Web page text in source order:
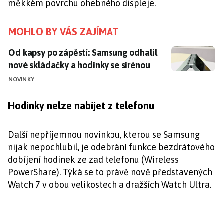
měkkém povrchu ohebného displeje.
MOHLO BY VÁS ZAJÍMAT
Od kapsy po zápěstí: Samsung odhalil nové
Od kapsy po zápěstí: Samsung odhalil
nové skládačky a hodinky se sirénou
NOVINKY
Hodinky nelze nabíjet z telefonu
Další nepříjemnou novinkou, kterou se Samsung
nijak nepochlubil, je odebrání funkce bezdrátového
dobíjení hodinek ze zad telefonu (Wireless
PowerShare). Týká se to právě nově představených
Watch 7 v obou velikostech a dražších Watch Ultra.